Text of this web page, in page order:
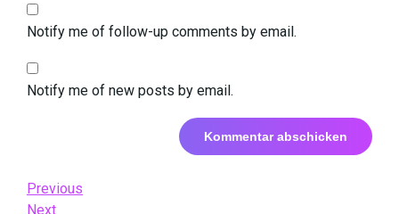
Notify me of follow-up comments by email.
Notify me of new posts by email.
Beitrags-
Previous
Post
Previous
Next
Next